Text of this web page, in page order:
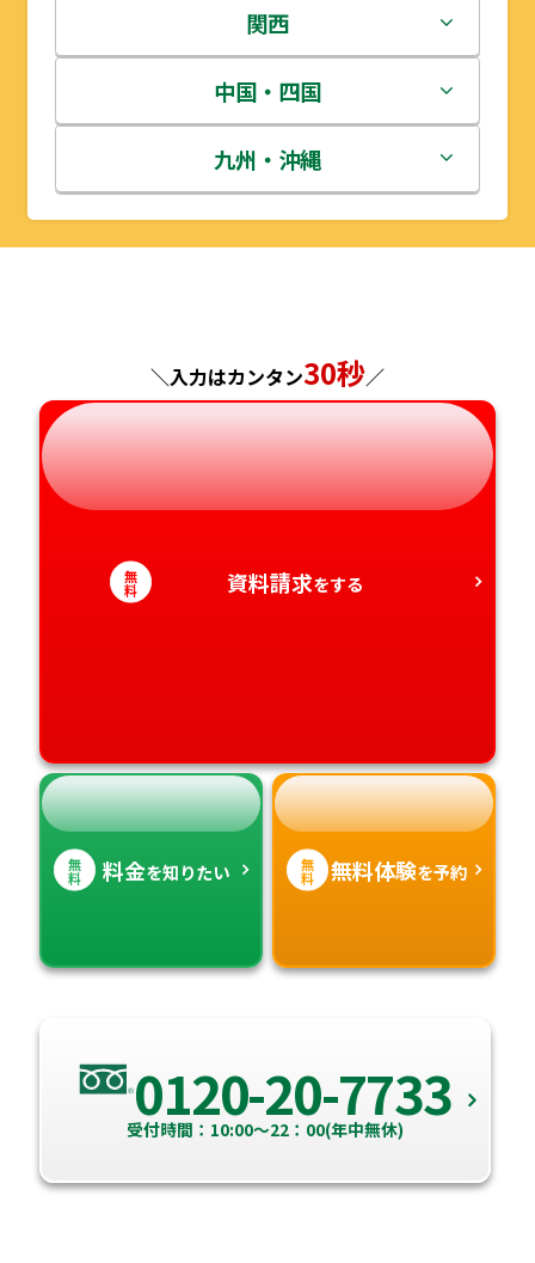
岩手県
宮城県
秋田県
山形県
栃木県
群馬県
埼玉県
千葉県
新潟県
富山県
石川県
福井県
静岡県
関西
三重県
滋賀県
京都府
奈良県
和歌山県
中国・四国
鳥取県
島根県
山口県
徳島県
九州・沖縄
福岡県
熊本県
大分県
＼入力はカンタン30秒／
無
料 資料請求をする
無
料 料金を知りたい 無
料 無料体験を予約
0120-20-7733
受付時間：10:00～22：00(年中無休)